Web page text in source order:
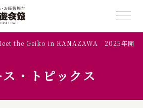
the Geiko in KANAZAWA 2025年開
・トピックス